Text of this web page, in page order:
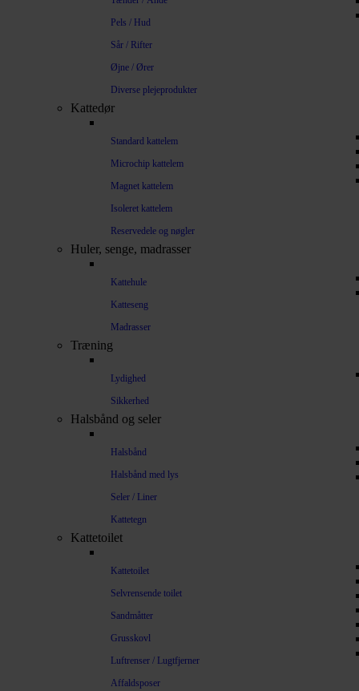
Pels / Hud
Sår / Rifter
Øjne / Ører
Diverse plejeprodukter
Kattedør
Standard kattelem
Microchip kattelem
Magnet kattelem
Isoleret kattelem
Reservedele og nøgler
Huler, senge, madrasser
Kattehule
Katteseng
Madrasser
Træning
Lydighed
Sikkerhed
Halsbånd og seler
Halsbånd
Halsbånd med lys
Seler / Liner
Kattetegn
Kattetoilet
Kattetoilet
Selvrensende toilet
Sandmåtter
Grusskovl
Luftrenser / Lugtfjerner
Affaldsposer